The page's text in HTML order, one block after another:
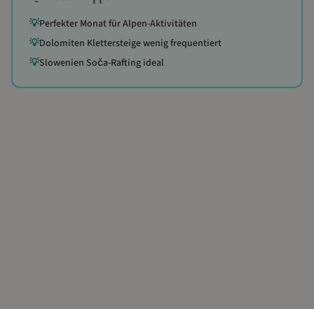
💡Perfekter Monat für Alpen-Aktivitäten
💡Dolomiten Klettersteige wenig frequentiert
💡Slowenien Soča-Rafting ideal